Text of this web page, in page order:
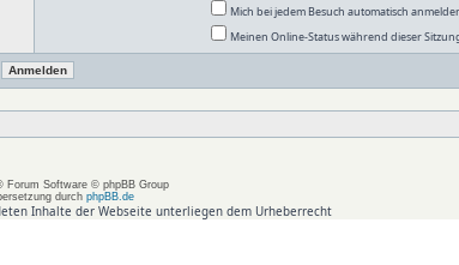
Mich bei jedem Besuch automatisch
Meinen Online-Status während dieser
Forum Software © phpBB Group
durch phpBB.de
Inhalte der Webseite unterliegen dem Urheberrecht